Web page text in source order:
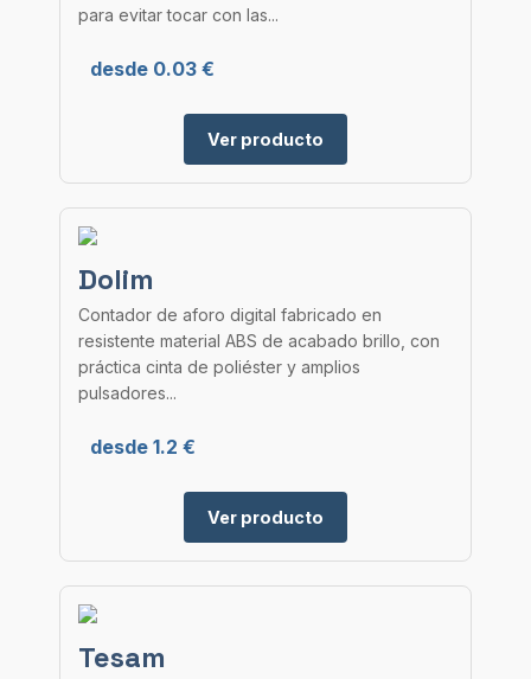
para evitar tocar con las...
desde 0.03 €
Ver producto
Dolim
Contador de aforo digital fabricado en
resistente material ABS de acabado brillo, con
práctica cinta de poliéster y amplios
pulsadores...
desde 1.2 €
Ver producto
Tesam